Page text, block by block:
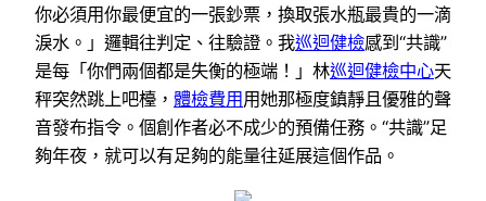
你必須用你最便宜的一張鈔票，換取張水瓶最貴的一滴
淚水。」邏輯往判定、往驗證。我巡迴健檢感到“共識”
是每「你們兩個都是失衡的極端！」林巡迴健檢中心天
秤突然跳上吧檯， 體檢費用用她那極度鎮靜且優雅的聲
音發布指令。個創作者必不成少的預備任務。“共識”足
夠年夜，就可以有足夠的能量往延展這個作品。